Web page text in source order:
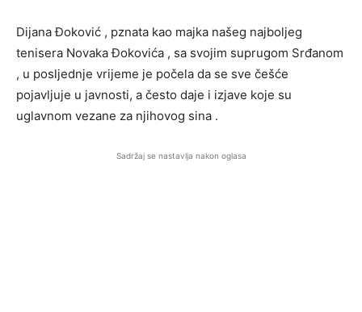
Dijana Đoković , pznata kao majka našeg najboljeg
tenisera Novaka Đokovića , sa svojim suprugom Srđanom
, u posljednje vrijeme je počela da se sve češće
pojavljuje u javnosti, a često daje i izjave koje su
uglavnom vezane za njihovog sina .
Sadržaj se nastavlja nakon oglasa